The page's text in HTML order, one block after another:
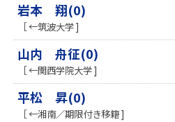
岩本 翔(0)
［ ←筑波大学 ]
山内 舟征(0)
［ ←関西学院大学 ]
平松 昇(0)
［ ←湘南／期限付き移籍 ]